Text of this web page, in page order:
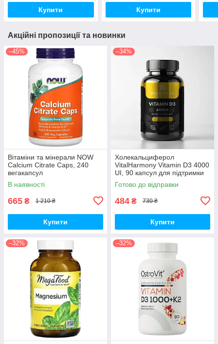
Купити Купити
Акційні пропозиції та новинки
–45%
Вітаміни та мінерали NOW
Calcium Citrate Caps, 240
вегакапсул
В наявності
665 ₴ 1 210 ₴
Купити
–34%
Холекальциферол
VitalHarmony Vitamin D3 4000
UI, 90 капсул для підтримки
імунної системи
Готово до відправки
484 ₴ 730 ₴
Купити
–32% –32%